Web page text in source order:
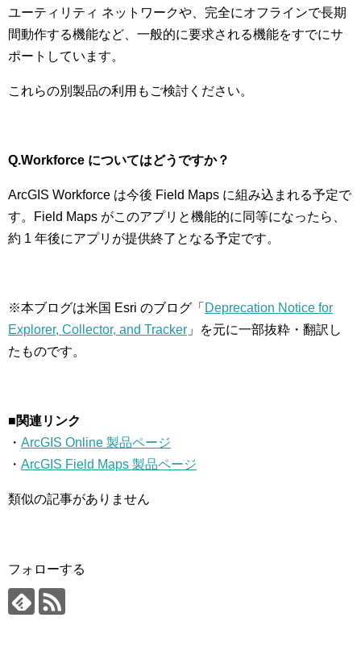
ユーティリティ ネットワークや、完全にオフラインで長期
間動作する機能など、一般的に要求される機能をすでにサ
ポートしています。
これらの別製品の利用もご検討ください。
Q.Workforce についてはどうですか？
ArcGIS Workforce は今後 Field Maps に組み込まれる予定で
す。Field Maps がこのアプリと機能的に同等になったら、
約 1 年後にアプリが提供終了となる予定です。
※本ブログは米国 Esri のブログ「 Deprecation Notice for
Explorer, Collector, and Tracker 」を元に一部抜粋・翻訳し
たものです。
■関連リンク
・ ArcGIS Online 製品ページ
・ ArcGIS Field Maps 製品ページ
類似の記事がありません
フォローする